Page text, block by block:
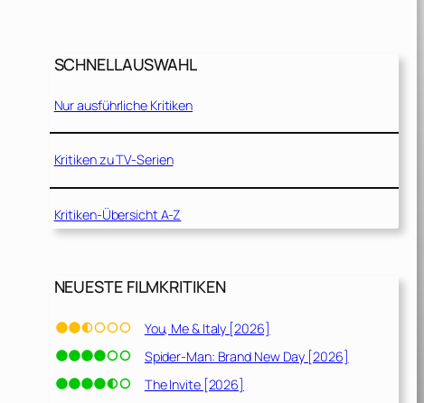
SCHNELLAUSWAHL
Nur ausführliche Kritiken
Kritiken zu TV-Serien
Kritiken-Übersicht A-Z
NEUESTE FILMKRITIKEN
You, Me & Italy [2026]
Spider-Man: Brand New Day [2026]
The Invite [2026]